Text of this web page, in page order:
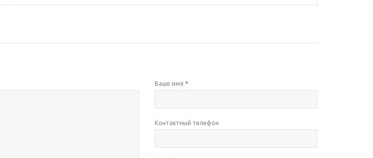
Ваше имя *
Контактный телефон